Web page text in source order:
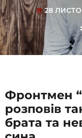
today 28
Фронтмен
розповів
брата та